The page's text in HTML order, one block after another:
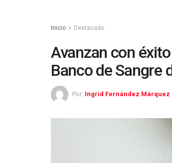
Inicio Destacado
Avanzan con
Banco de Sangre
Por: Ingrid Fernández Márquez